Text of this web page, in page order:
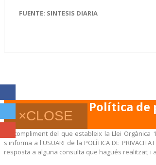
FUENTE: SINTESIS DIARIA
×CLOSE
Política
En compliment del que estableix la Llei
s'informa a l'USUARI de la POLÍTICA DE
resposta a alguna consulta que hagués realitzat; i